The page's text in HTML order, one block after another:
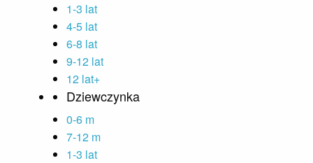
1-3 lat
4-5 lat
6-8 lat
9-12 lat
12 lat+
Dziewczynka
0-6 m
7-12 m
1-3 lat